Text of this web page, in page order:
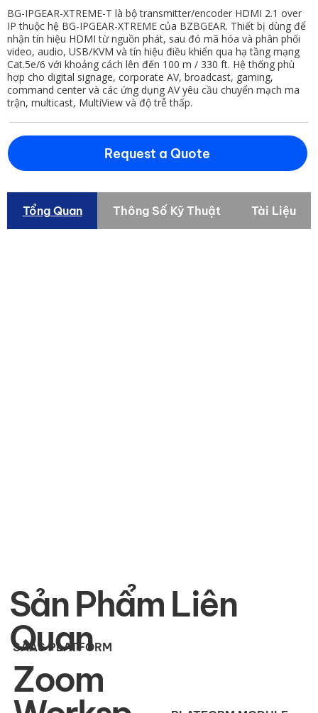
BG-IPGEAR-XTREME-T là bộ transmitter/encoder HDMI 2.1 over
IP thuộc hệ BG-IPGEAR-XTREME của BZBGEAR. Thiết bị dùng để
nhận tín hiệu HDMI từ nguồn phát, sau đó mã hóa và phân phối
video, audio, USB/KVM và tín hiệu điều khiển qua hạ tầng mạng
Cat.5e/6 với khoảng cách lên đến 100 m / 330 ft. Hệ thống phù
hợp cho digital signage, corporate AV, broadcast, gaming,
command center và các ứng dụng AV yêu cầu chuyển mạch ma
trận, multicast, MultiView và độ trễ thấp.
Request a Quote
Tổng Quan Thông Số Kỹ Thuật Tài Liệu
Sản Phẩm Liên
Quan
SAAS PLATFORM
Zoom